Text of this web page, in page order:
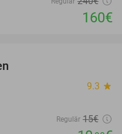
160€
9.3 star
Regulär 15€